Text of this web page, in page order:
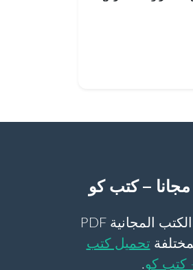
موقع كتب كو لـ تحميل الكتب المجانية PDF
تحميل كتب
.